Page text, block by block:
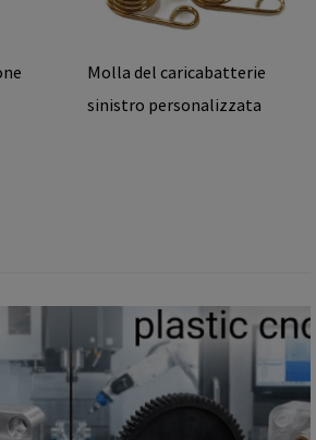
Molla del caricabatterie
sinistro personalizzata